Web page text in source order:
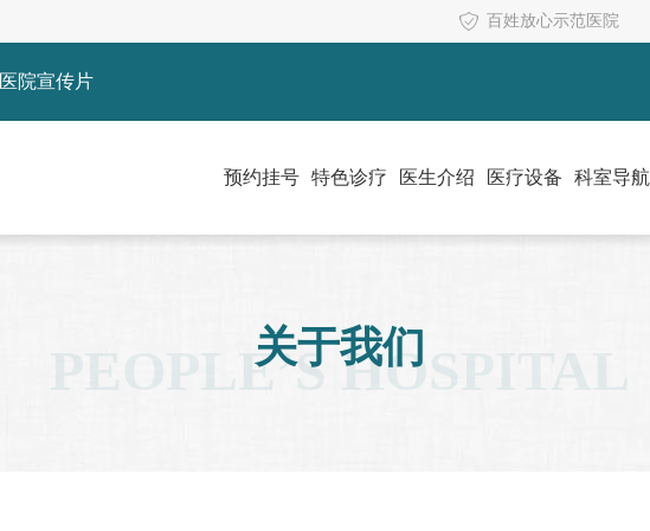
百姓放心示范医院
医院宣传片
预约挂号 特色诊疗 医生介绍 医疗设备 科室导航
关于我们
PEOPLE’S HOSPITAL